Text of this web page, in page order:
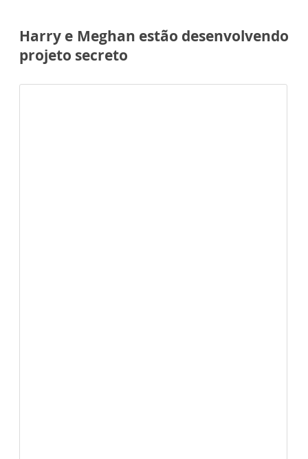
Harry e Meghan estão desenvolvendo
projeto secreto